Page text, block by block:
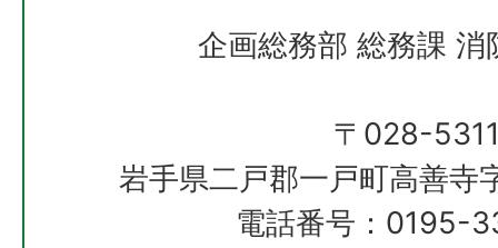
企画総務部 総務課 消
〒028-
岩手県二戸郡一戸町高善寺
電話番号：0195-